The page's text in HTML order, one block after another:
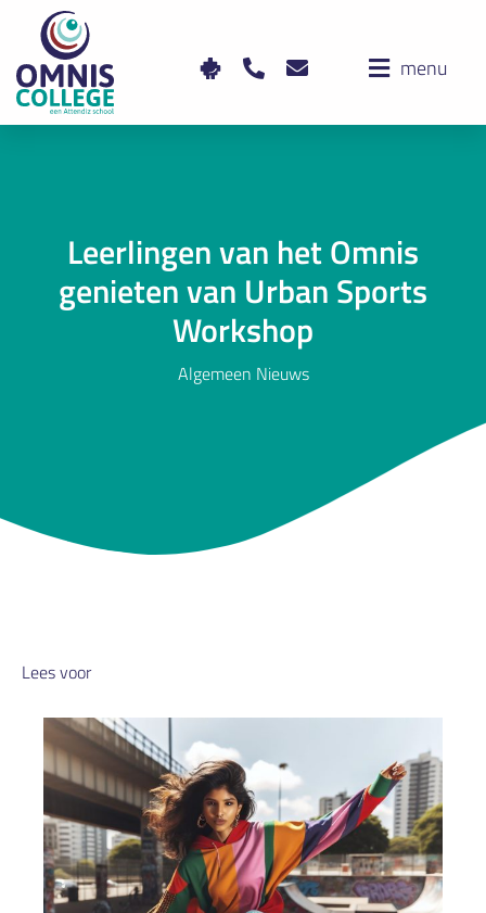
menu
Leerlingen van het Omnis
genieten van Urban Sports
Workshop
Algemeen Nieuws
Lees voor